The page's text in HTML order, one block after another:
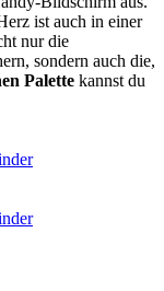
ist auch in einer
nur die
sondern auch die,
Palette kannst du